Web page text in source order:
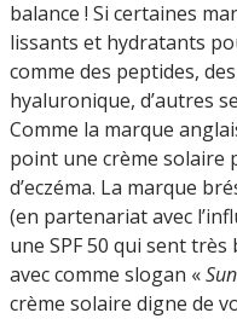
balance ! Si certaines
lissants et hydratants
comme des peptides,
hyaluronique, d’autres
Comme la marque
point une crème solaire
d’eczéma. La marque
(en partenariat avec
une SPF 50 qui sent
avec comme slogan «
crème solaire digne de